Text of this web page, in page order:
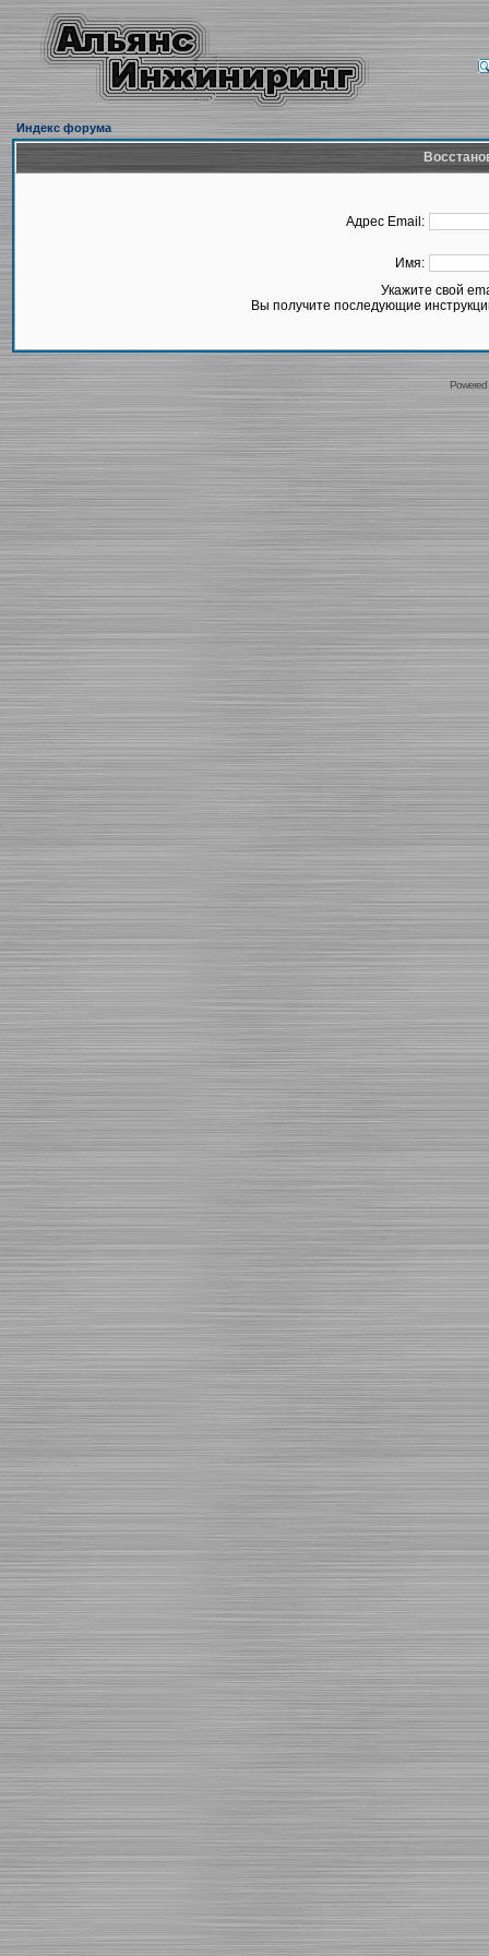
Индекс форума
Адрес Email:
Имя:
Укажите свой
Вы получите последующие